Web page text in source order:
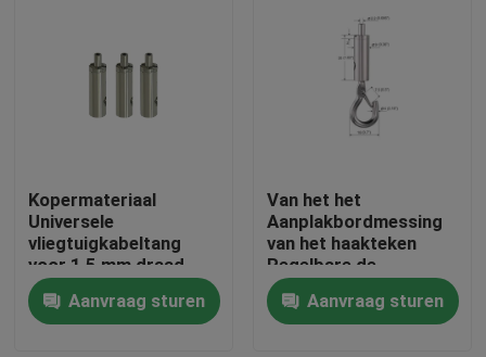
Huis
Producten
Kopermateriaal
Universele
vliegtuigkabeltang
voor 1,5 mm draad
YW-86072
Aanvraag sturen
Van het het
Aanplakbordmessing
van het haakteken
Regelbare de
Kabeltang voor het
Hangen van Systeem
Aanvraag sturen